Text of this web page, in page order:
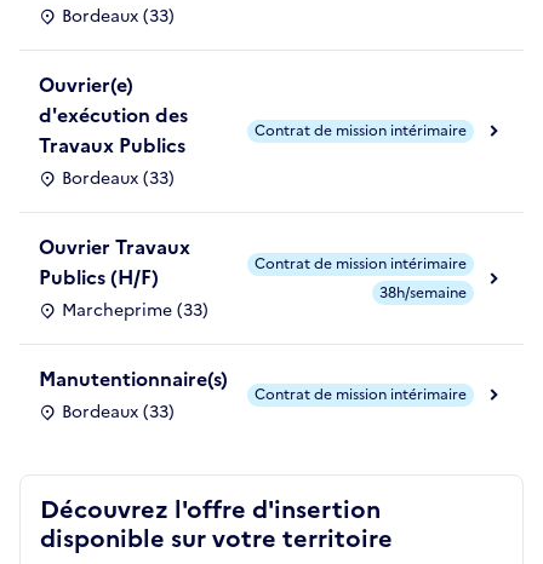
Bordeaux (33)
Ouvrier(e)
d'exécution des
Travaux Publics
Bordeaux (33)
Contrat de mission intérimaire
Ouvrier Travaux
Publics (H/F)
Marcheprime (33)
Contrat de mission intérimaire
38h/semaine
Manutentionnaire(s)
Bordeaux (33)
Contrat de mission intérimaire
Découvrez l'offre d'insertion
disponible sur votre territoire